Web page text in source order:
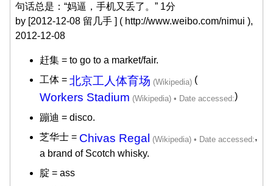
句话总是：“妈逼，手机又丢了。” 1分
by [2012-12-08 留几手 ] ( http://www.weibo.com/nimui ),
2012-12-08
赶集 = to go to a market/fair.
工体 = 北京工人体育场 (
Workers Stadium )
蹦迪 = disco.
芝华士 = Chivas Regal
,
a brand of Scotch whisky.
腚 = ass